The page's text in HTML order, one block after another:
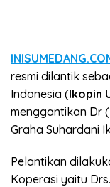
resmi dilantik
Indonesia (Ikopin
menggantikan Dr
Graha Suhardani
Pelantikan
Koperasi yaitu